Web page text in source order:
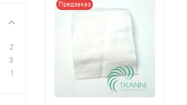
Предзаказ
2
3
1